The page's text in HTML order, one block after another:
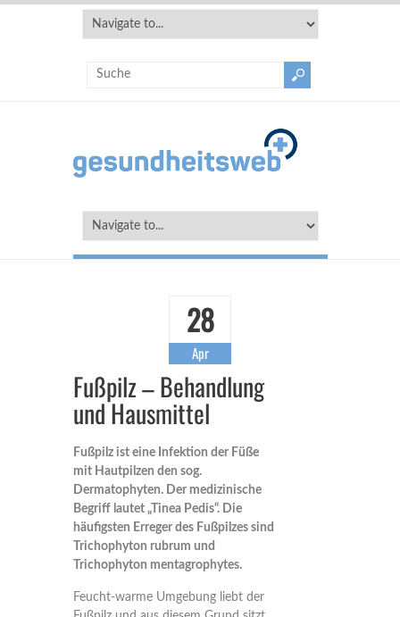
28
Apr
Fußpilz – Behandlung
und Hausmittel
Fußpilz ist eine Infektion der Füße
mit Hautpilzen den sog.
Dermatophyten. Der medizinische
Begriff lautet „Tinea Pedis“. Die
häufigsten Erreger des Fußpilzes sind
Trichophyton rubrum und
Trichophyton mentagrophytes.
Feucht-warme Umgebung liebt der